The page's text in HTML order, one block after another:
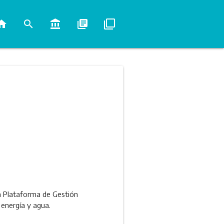
search account_balance library_books filter_none
Plataforma de Gestión
y agua.